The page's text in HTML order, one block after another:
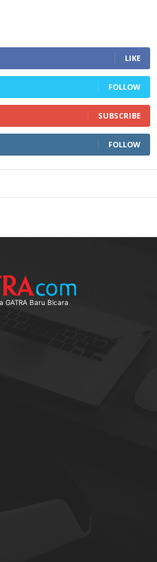
LIKE
FOLLOW
SUBSCRIBE
FOLLOW